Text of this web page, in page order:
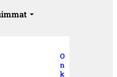
O
n
k